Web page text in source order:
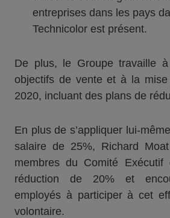
entreprises dans les pays
Technicolor est présent.
De plus, le Groupe travaille
objectifs de vente et à la
2020, incluant des plans de
En plus de s’appliquer lui-
salaire de 25%, Richard
membres du Comité Exécutif
réduction de 20% et
employés à participer à cet
volontaire.